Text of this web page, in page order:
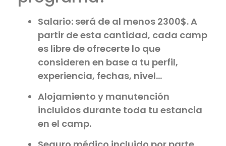
Salario: será de al menos 2300$. A
partir de esta cantidad, cada camp
es libre de ofrecerte lo que
consideren en base a tu perfil,
experiencia, fechas, nivel…
Alojamiento y manutención
incluidos durante toda tu estancia
en el camp.